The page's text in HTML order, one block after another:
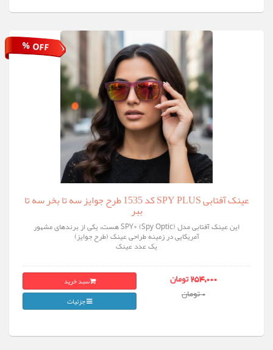
% OFF
عینک آفتابی SPY PLUS کد 1535 طرح جوایز سه تا بخر سه تا
ببر
این عینک آفتابی مدل SPY+ (Spy Optic) هست، یکی از برندهای مشهور
آمریکایی در زمینه طراحی عینک (طرح جوایز)
یک عدد عینک
254,000 تومان
0 تومان
سبد خرید
جزئیات